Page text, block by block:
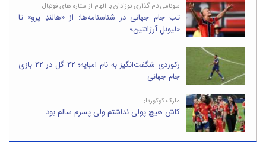
سونامی نام گذاری نوزادان با الهام از ستاره های فوتبال
تب جام جهانی در شناسنامه‌ها: از «هالندِ پرو» تا
«لیونلِ آرژانتین»
رکوردی شگفت‌انگیز به نام امباپه؛ ۲۲ گل در ۲۲ بازیِ
جام جهانی
مارک کوکوریا:
کاش هیچ پولی نداشتم ولی پسرم سالم بود